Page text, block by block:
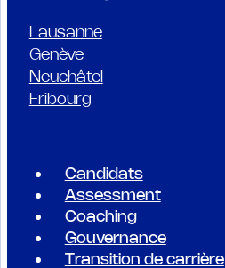
Lausanne
Genève
Neuchâtel
Fribourg
Candidats
Assessment
Coaching
Gouvernance
Transition de carrière